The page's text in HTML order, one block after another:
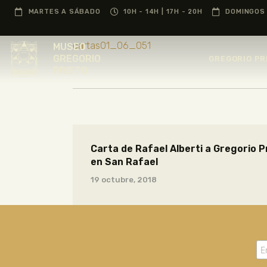
MARTES A SÁBADO 10H - 14H | 17H - 20H
MUSEOcartas01_06_051
Carta de Rafael Alberti a Gregorio
en San Rafael
19 octubre, 2018